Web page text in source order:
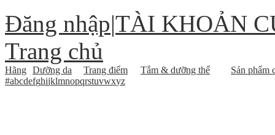
Đăng nhập|TÀI KHOẢN
Trang chủ
Hãng Dưỡng da Trang điểm Tắm & dưỡng thể
Sản phẩm
#abcdefghijklmnopqrstuvwxyz